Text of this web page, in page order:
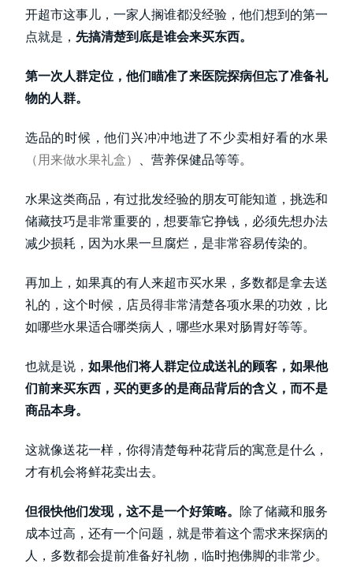
开超市这事儿，一家人搁谁都没经验，他们想到的第一
点就是， 先搞清楚到底是谁会来买东西。
第一次人群定位，他们瞄准了来医院探病但忘了准备礼
物的人群。
选品的时候，他们兴冲冲地进了不少卖相好看的水果
（用来做水果礼盒）
、营养保健品等等。
水果这类商品，有过批发经验的朋友可能知道，挑选和
储藏技巧是非常重要的，想要靠它挣钱，必须先想办法
减少损耗，因为水果一旦腐烂，是非常容易传染的。
再加上，如果真的有人来超市买水果，多数都是拿去送
礼的，这个时候，店员得非常清楚各项水果的功效，比
如哪些水果适合哪类病人，哪些水果对肠胃好等等。
也就是说， 如果他们将人群定位成送礼的顾客，如果他
们前来买东西，买的更多的是商品背后的含义，而不是
商品本身。
这就像送花一样，你得清楚每种花背后的寓意是什么，
才有机会将鲜花卖出去。
但很快他们发现，这不是一个好策略。
除了储藏和服务
成本过高，还有一个问题，就是带着这个需求来探病的
人，多数都会提前准备好礼物，临时抱佛脚的非常少。